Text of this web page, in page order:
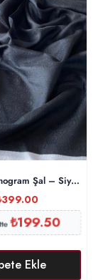
Şal – Siyah
399.00
₺199.50
Ekle